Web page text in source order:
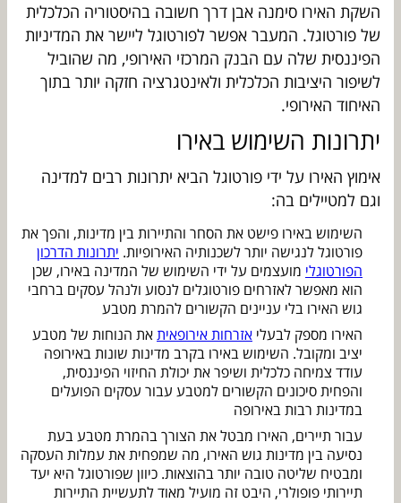
השקת האירו סימנה אבן דרך חשובה בהיסטוריה הכלכלית
של פורטוגל. המעבר אפשר לפורטוגל ליישר את המדיניות
הפיננסית שלה עם הבנק המרכזי האירופי, מה שהוביל
לשיפור היציבות הכלכלית ולאינטגרציה חזקה יותר בתוך
האיחוד האירופי.
יתרונות השימוש באירו
אימוץ האירו על ידי פורטוגל הביא יתרונות רבים למדינה
וגם למטיילים בה:
השימוש באירו פישט את הסחר והתיירות בין מדינות, והפך את
פורטוגל לנגישה יותר לשכנותיה האירופיות. יתרונות הדרכון
הפורטוגלי מועצמים על ידי השימוש של המדינה באירו, שכן
הוא מאפשר לאזרחים פורטוגלים לנסוע ולנהל עסקים ברחבי
גוש האירו בלי עניינים הקשורים להמרת מטבע
האירו מספק לבעלי אזרחות אירופאיתאת הנוחות של מטבע
יציב ומקובל. השימוש באירו בקרב מדינות שונות באירופה
עודד צמיחה כלכלית ושיפר את יכולת החיזוי הפיננסית,
והפחית סיכונים הקשורים למטבע עבור עסקים הפועלים
במדינות רבות באירופה
עבור תיירים, האירו מבטל את הצורך בהמרת מטבע בעת
נסיעה בין מדינות גוש האירו, מה שמפחית את עמלות העסקה
ומבטיח שליטה טובה יותר בהוצאות. כיוון שפורטוגל היא יעד
תיירותי פופולרי, היבט זה מועיל מאוד לתעשיית התיירות